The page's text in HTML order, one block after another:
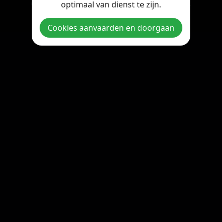
Copyright © 2026 StreamOnline.be. All rights reserved.
optimaal van dienst te zijn.
Cookies aanvaarden en doorgaan